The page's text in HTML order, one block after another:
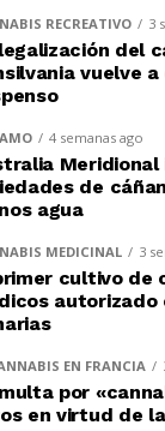
RECREATIVO 3
del
vuelve
4 semanas ago
de
agua
MEDICINAL 3
cultivo de
autorizado
EN FRANCIA
por
en virtud de